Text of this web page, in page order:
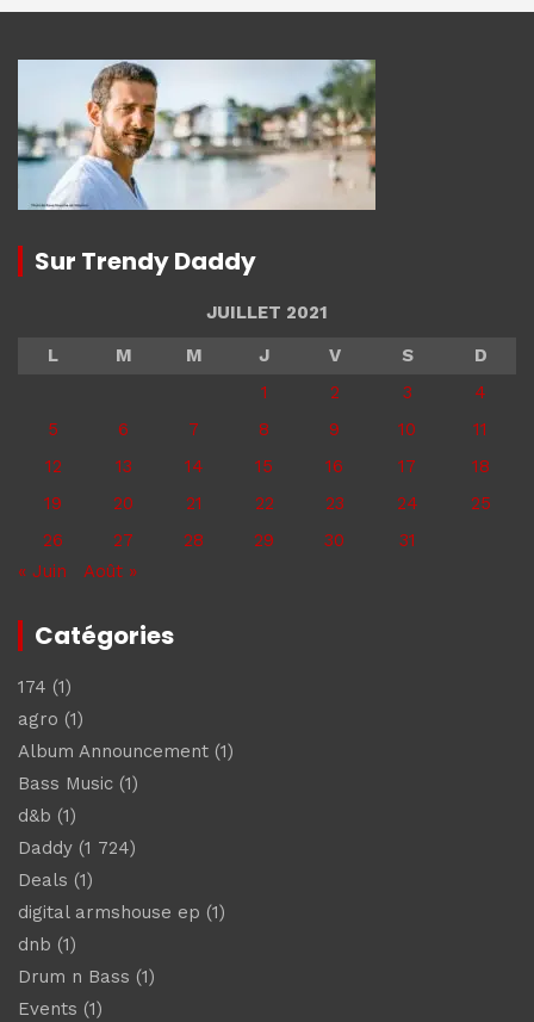
Sur Trendy Daddy
JUILLET 2021
L
M M J V S
D
1
2 3
4
5
6 7 8 9 10
11
12
13 14 15 16 17
18
19
20 21 22 23 24
25
26
27 28 29 30
31
« Juin
Août »
Catégories
174 (1)
agro (1)
Album Announcement (1)
Bass Music (1)
d&b (1)
Daddy (1 724)
Deals (1)
digital armshouse ep (1)
dnb (1)
Drum n Bass (1)
Events (1)